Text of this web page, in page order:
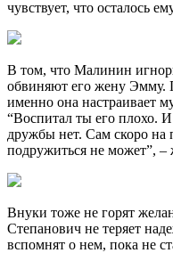
чувствует, что осталось
В том, что Малинин
обвиняют его жену Эмму.
именно она настраивает
“Воспитал ты его плохо.
дружбы нет. Сам скоро на
подружиться не может”, –
Внуки тоже не горят
Степанович не теряет
вспомнят о нем, пока не